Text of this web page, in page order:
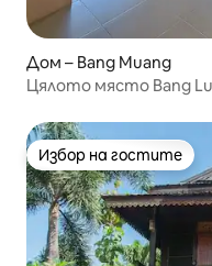
Дом – Bang Muang
Цялото място Bang
Избор на гостите
Избор на гостите